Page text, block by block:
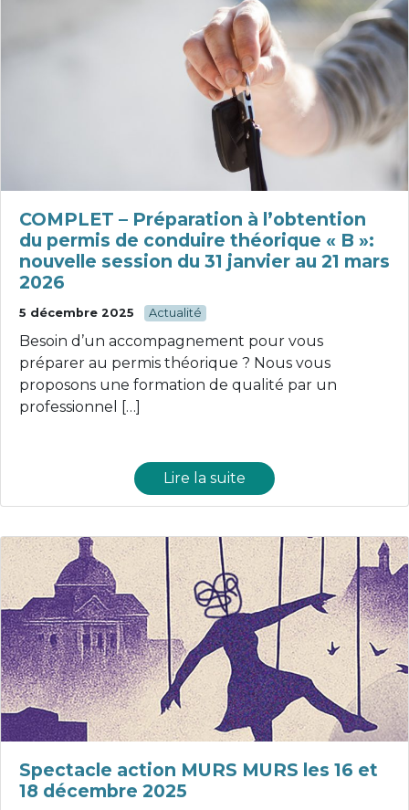
COMPLET – Préparation à l’obtention
du permis de conduire théorique « B »:
nouvelle session du 31 janvier au 21 mars
2026
5 décembre 2025 Actualité
Besoin d’un accompagnement pour vous
préparer au permis théorique ? Nous vous
proposons une formation de qualité par un
professionnel […]
Lire la suite
Spectacle action MURS MURS les 16 et
18 décembre 2025